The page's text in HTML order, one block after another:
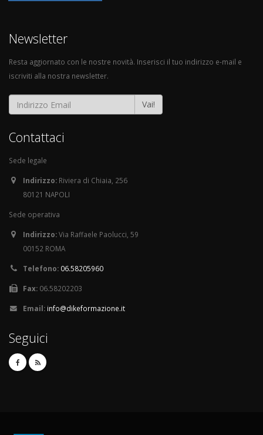
Newsletter
Resta aggiornato con le nostre novità. Inserisci il tuo indirizzo e-mail e
iscriviti alla nostra newsletter.
Vai!
Contattaci
Sede legale
Indirizzo: Riviera di Chiaia, 256
80121 NAPOLI
Sede operativa
Indirizzo:Via Raffaele Paolucci, 59
00152 ROMA
Telefono: 06.58205960
Fax: 06.58202203
Email: info@dikeformazione.it
Seguici